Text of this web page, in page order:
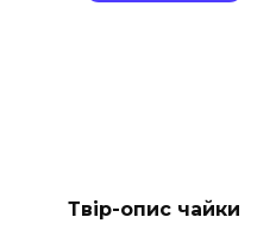
Твір-опис чайки